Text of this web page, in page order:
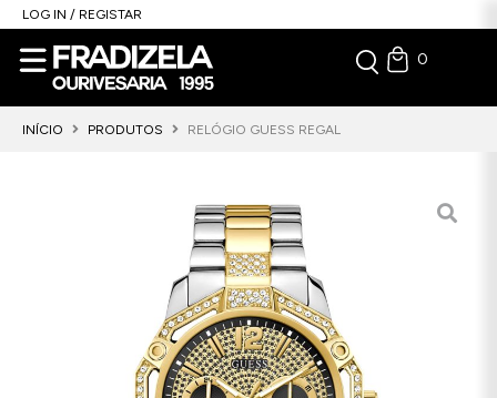
LOG IN / REGISTAR
0
INÍCIO PRODUTOS RELÓGIO GUESS REGAL